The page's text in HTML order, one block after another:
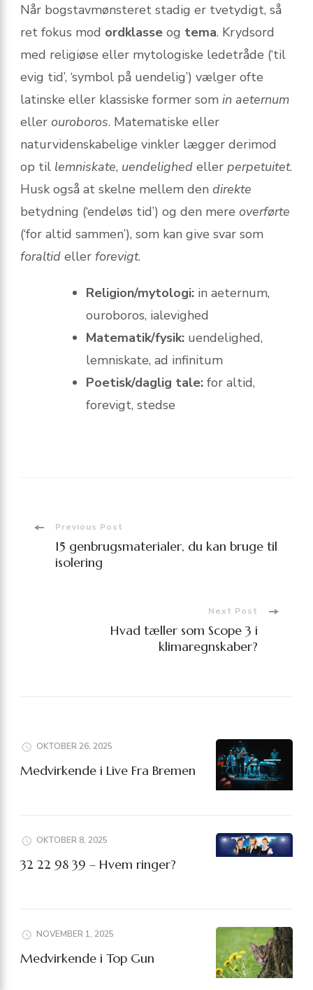
Når bogstavmønsteret stadig er tvetydigt, så
ret fokus mod ordklasse og tema. Krydsord
med religiøse eller mytologiske ledetråde (‘til
evig tid’, ‘symbol på uendelig’) vælger ofte
latinske eller klassiske former som in aeternum
eller ouroboros. Matematiske eller
naturvidenskabelige vinkler lægger derimod
op til lemniskate, uendelighed eller perpetuitet.
Husk også at skelne mellem den direkte
betydning (‘endeløs tid’) og den mere overførte
(‘for altid sammen’), som kan give svar som
foraltid eller forevigt.
Religion/mytologi: in aeternum,
ouroboros, ialevighed
Matematik/fysik: uendelighed,
lemniskate, ad infinitum
Poetisk/daglig tale: for altid,
forevigt, stedse
Post
Navigation
Previous Post
15 genbrugsmaterialer, du kan bruge til
isolering
Next Post
Hvad tæller som Scope 3 i
klimaregnskaber?
OKTOBER 26, 2025
Medvirkende i Live Fra Bremen
OKTOBER 8, 2025
32 22 98 39 – Hvem ringer?
NOVEMBER 1, 2025
Medvirkende i Top Gun